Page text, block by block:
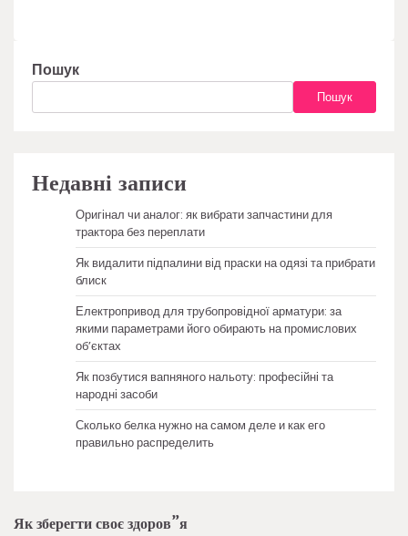
Пошук
Пошук
Недавні записи
Оригінал чи аналог: як вибрати запчастини для
трактора без переплати
Як видалити підпалини від праски на одязі та прибрати
блиск
Електропривод для трубопровідної арматури: за
якими параметрами його обирають на промислових
об’єктах
Як позбутися вапняного нальоту: професійні та
народні засоби
Сколько белка нужно на самом деле и как его
правильно распределить
Як зберегти своє здоров”я